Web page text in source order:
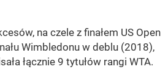
na czele z finałem US Open
Wimbledonu w deblu (2018),
łącznie 9 tytułów rangi WTA.